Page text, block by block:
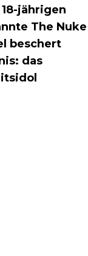
jährigen
The Nuke
beschert
das